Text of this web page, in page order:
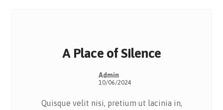
A Place of Silence
Admin
10/06/2024
Quisque velit nisi, pretium ut lacinia in,